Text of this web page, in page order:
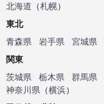
北海道 （札幌）
東北
青森県
岩手県 宮城県
関東
茨城県
栃木県 群馬県
神奈川県 （横浜）